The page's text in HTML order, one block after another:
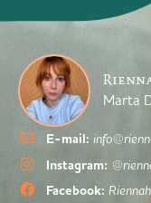
Marta
E-mail:
Instagram:
Facebook: